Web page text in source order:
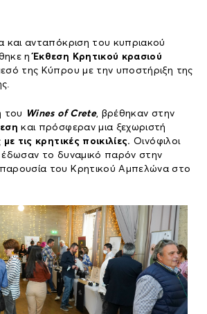
και ανταπόκριση του κυπριακού
ηΈκθεση Κρητικού κρασιού
της Κύπρου με την υποστήριξη της
του Wines of Crete, βρέθηκαν στην
και πρόσφεραν μια ξεχωριστή
με τις κρητικές ποικιλίες.Οινόφιλοι
έδωσαν το δυναμικό παρόν στην
του Κρητικού Αμπελώνα στο